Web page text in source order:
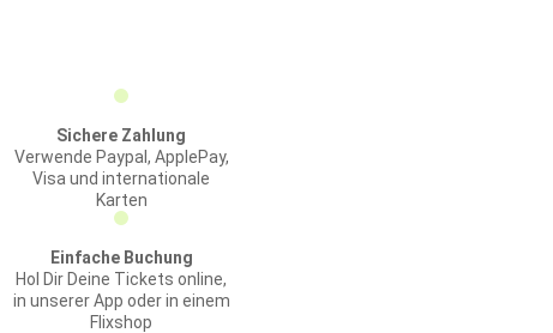
Sichere Zahlung
Verwende Paypal, ApplePay,
Visa und internationale
Karten
Einfache Buchung
Hol Dir Deine Tickets online,
in unserer App oder in einem
Flixshop